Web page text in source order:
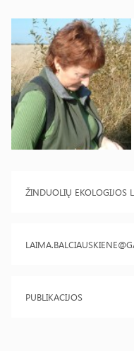
ŽINDUOLIŲ EKOLOGIJOS
PUBLIKACIJOS